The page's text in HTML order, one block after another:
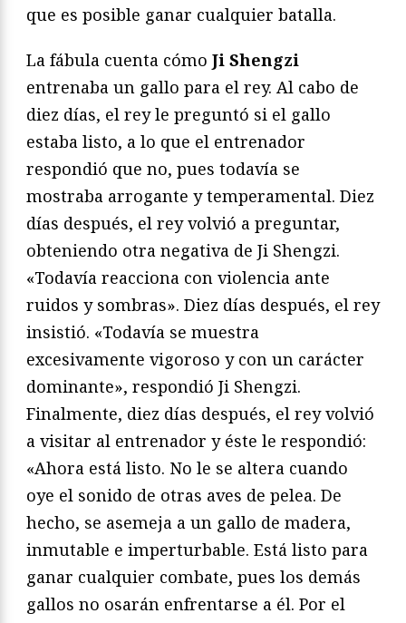
que es posible ganar cualquier batalla.
La fábula cuenta cómo Ji Shengzi
entrenaba un gallo para el rey. Al cabo de
diez días, el rey le preguntó si el gallo
estaba listo, a lo que el entrenador
respondió que no, pues todavía se
mostraba arrogante y temperamental. Diez
días después, el rey volvió a preguntar,
obteniendo otra negativa de Ji Shengzi.
«Todavía reacciona con violencia ante
ruidos y sombras». Diez días después, el rey
insistió. «Todavía se muestra
excesivamente vigoroso y con un carácter
dominante», respondió Ji Shengzi.
Finalmente, diez días después, el rey volvió
a visitar al entrenador y éste le respondió:
«Ahora está listo. No le se altera cuando
oye el sonido de otras aves de pelea. De
hecho, se asemeja a un gallo de madera,
inmutable e imperturbable. Está listo para
ganar cualquier combate, pues los demás
gallos no osarán enfrentarse a él. Por el